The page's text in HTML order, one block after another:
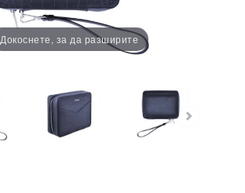
Докоснете, за да разширите